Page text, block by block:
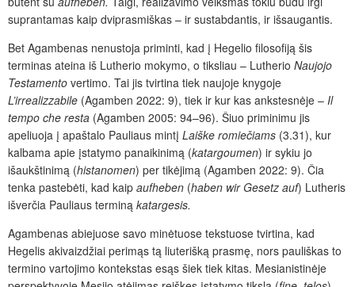
suprantamas kaip dviprasmiškas – ir sustabdantis, ir išsaugantis.
Bet Agambenas nenustoja priminti, kad į Hegelio filosofiją šis
terminas ateina iš Lutherio mokymo, o tiksliau – Lutherio Naujojo
Testamento vertimo. Tai jis tvirtina tiek naujoje knygoje
L’irrealizzabile (Agamben 2022: 9), tiek ir kur kas ankstesnėje – Il
tempo che resta (Agamben 2005: 94–96). Šiuo priminimu jis
apeliuoja į apaštalo Pauliaus mintį Laiške romiečiams (3.31), kur
kalbama apie įstatymo panaikinimą (katargoumen) ir sykiu jo
išaukštinimą (histanomen) per tikėjimą (Agamben 2022: 9). Čia
tenka pastebėti, kad kaip aufheben (haben wir Gesetz auf) Lutheris
išverčia Pauliaus terminą katargesis.
Agambenas abiejuose savo minėtuose tekstuose tvirtina, kad
Hegelis akivaizdžiai perimąs tą liuterišką prasmę, nors pauliškas to
termino vartojimo kontekstas esąs šiek tiek kitas. Mesianistinėje